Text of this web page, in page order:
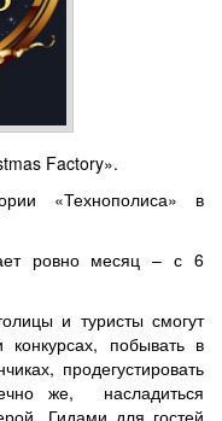
Factory».
«Технополиса» в
ровно месяц – с 6
и туристы смогут
побывать в
продегустировать
же, насладиться
Гидами для гостей